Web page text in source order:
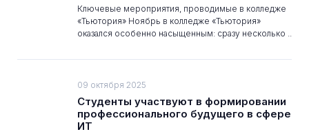
Ключевые мероприятия, проводимые в колледже
«Тьютория» Ноябрь в колледже «Тьютория»
оказался особенно насыщенным: сразу несколько ..
09 октября 2025
Студенты участвуют в формировании
профессионального будущего в сфере
ИТ